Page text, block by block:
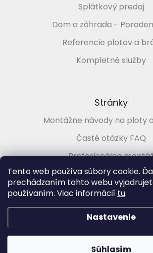
Tento web používa súbory cookie.
prechádzaním tohto webu
používaním. Viac informácií tu.
Nastavenie
Súhlasím
Splátkový predaj
Dom a záhrada -
Referencie plotov a
Kompletné služby
Stránky
Montážne návody na ploty
Časté otázky FAQ
Profesionálna
Poradenstvo
Vytvoril Shoptet &
PLOTMARKET.sk, Ploty a